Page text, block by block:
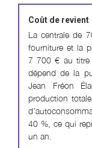
Coût de revient
La centrale de
fourniture et la
7 700 € au titre
dépend de la
Jean Fréon
production
40 %, ce qui
un an.